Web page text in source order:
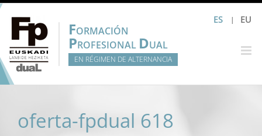
Saltar
contenido
ES EU
FORMACIÓN
PROFESIONAL DUAL
EN RÉGIMEN DE ALTERNANCIA
oferta-fpdual 618